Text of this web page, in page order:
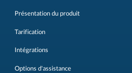
Présentation du produit
Tarification
Intégrations
Options d'assistance